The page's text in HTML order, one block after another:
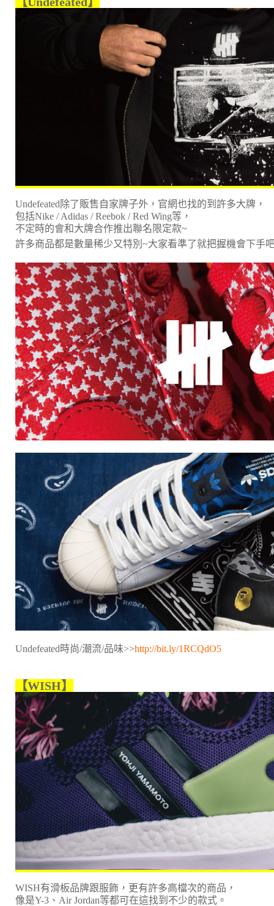
Undefeated除了販售自家牌子外，官網也找的到許多大牌，
包括Nike / Adidas / Reebok / Red Wing等，
不定時的會和大牌合作推出聯名限定款~
許多商品都是數量稀少又特別~大家看準了就把握機會下手
Undefeated時尚/潮流/品味>>http://bit.ly/1RCQdO5
【WISH】
WISH有滑板品牌跟服飾，更有許多高檔次的商品，
像是Y-3、Air Jordan等都可在這找到不少的款式。